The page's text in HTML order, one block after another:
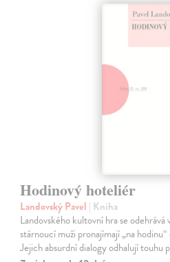
Hodinový hoteliér
Landovský Pavel | Kniha
Landovského kultovní hra se
stárnoucí muži pronajímají „na
Jejich absurdní dialogy odhalují touhu